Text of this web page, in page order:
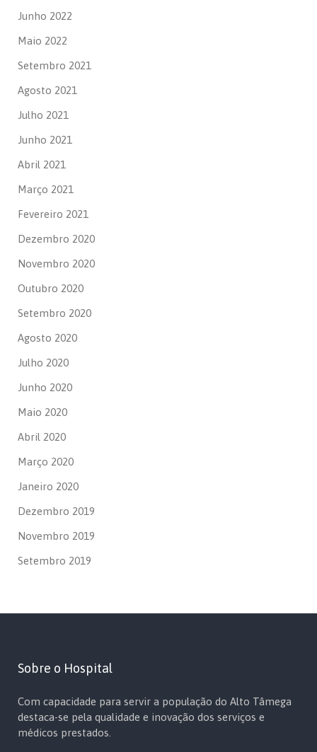
Junho 2022
Maio 2022
Setembro 2021
Agosto 2021
Julho 2021
Junho 2021
Abril 2021
Março 2021
Fevereiro 2021
Dezembro 2020
Novembro 2020
Outubro 2020
Setembro 2020
Agosto 2020
Julho 2020
Junho 2020
Maio 2020
Abril 2020
Março 2020
Janeiro 2020
Dezembro 2019
Novembro 2019
Setembro 2019
Sobre o Hospital
Com capacidade para servir a população do Alto Tâmega
destaca-se pela qualidade e inovação dos serviços e
médicos prestados.